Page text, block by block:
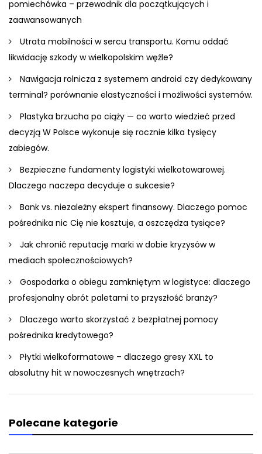
pomiechówka – przewodnik dla początkujących i
zaawansowanych
Utrata mobilności w sercu transportu. Komu oddać
likwidację szkody w wielkopolskim węźle?
Nawigacja rolnicza z systemem android czy dedykowany
terminal? porównanie elastyczności i możliwości systemów.
Plastyka brzucha po ciąży — co warto wiedzieć przed
decyzją W Polsce wykonuje się rocznie kilka tysięcy
zabiegów.
Bezpieczne fundamenty logistyki wielkotowarowej.
Dlaczego naczepa decyduje o sukcesie?
Bank vs. niezależny ekspert finansowy. Dlaczego pomoc
pośrednika nic Cię nie kosztuje, a oszczędza tysiące?
Jak chronić reputację marki w dobie kryzysów w
mediach społecznościowych?
Gospodarka o obiegu zamkniętym w logistyce: dlaczego
profesjonalny obrót paletami to przyszłość branży?
Dlaczego warto skorzystać z bezpłatnej pomocy
pośrednika kredytowego?
Płytki wielkoformatowe – dlaczego gresy XXL to
absolutny hit w nowoczesnych wnętrzach?
Polecane kategorie